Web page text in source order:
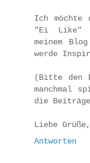
Ich
"Ei Like"
meinem
werde
(Bitte den
manchmal
die
Liebe
Antworten